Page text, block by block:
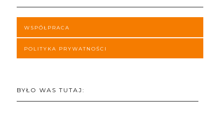
WSPÓŁPRACA
POLITYKA PRYWATNOŚCI
BYŁO WAS TUTAJ: